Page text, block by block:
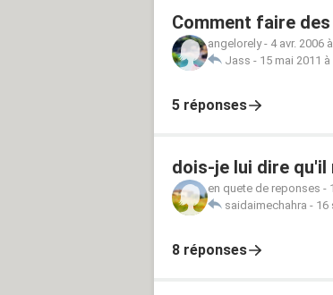
Comment faire
angelorely- 4 avr. 2006
Jass - 15 mai 2011 à
5 réponses
dois-je lui dire qu'il
en quete de reponses -
saidaimechahra - 16
8 réponses